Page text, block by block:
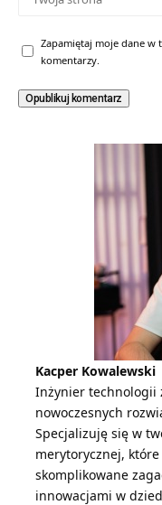
Zapamiętaj moje dane w
komentarzy.
Kacper Kowalewski
Inżynier technologii
nowoczesnych
Specjalizuję się w
merytorycznej,
skomplikowane
innowacjami w